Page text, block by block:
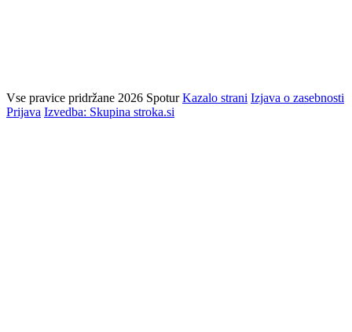
Vse pravice pridržane 2026 Spotur Kazalo strani Izjava o zasebnosti
Prijava Izvedba: Skupina stroka.si